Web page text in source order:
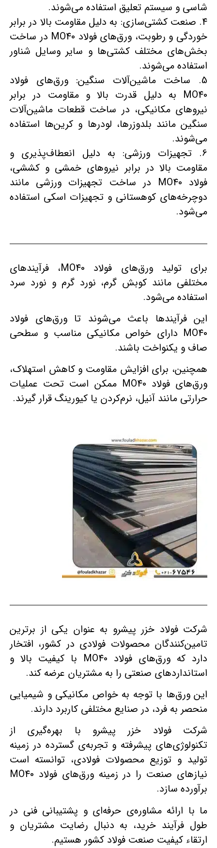
شاسی و سیستم تعلیق استفاده می‌شوند.
4. صنعت کشتی‌سازی: به دلیل مقاومت بالا در برابر
خوردگی و رطوبت، ورق‌های فولاد MO40 در ساخت
بخش‌های مختلف کشتی‌ها و سایر وسایل شناور
استفاده می‌شوند.
5. ساخت ماشین‌آلات سنگین: ورق‌های فولاد
MO40 به دلیل قدرت بالا و مقاومت در برابر
نیروهای مکانیکی، در ساخت قطعات ماشین‌آلات
سنگین مانند بلدوزرها، لودرها و کرین‌ها استفاده
می‌شوند.
6. تجهیزات ورزشی: به دلیل انعطاف‌پذیری و
مقاومت بالا در برابر نیروهای خمشی و کششی،
فولاد MO40 در ساخت تجهیزات ورزشی مانند
دوچرخه‌های کوهستانی و تجهیزات اسکی استفاده
می‌شود.
برای تولید ورق‌های فولاد MO40، فرآیندهای
مختلفی مانند کوبش گرم، نورد گرم و نورد سرد
استفاده می‌شود.
این فرآیندها باعث می‌شوند تا ورق‌های فولاد
MO40 دارای خواص مکانیکی مناسب و سطحی
صاف و یکنواخت باشند.
همچنین، برای افزایش مقاومت و کاهش استهلاک،
ورق‌های فولاد MO40 ممکن است تحت عملیات
حرارتی مانند آنیل، نرم‌کردن یا کیورینگ قرار گیرند.
شرکت فولاد خزر پیشرو به عنوان یکی از برترین
تامین‌کنندگان محصولات فولادی در کشور، افتخار
دارد که ورق‌های فولاد MO40 با کیفیت بالا و
استانداردهای صنعتی را به مشتریان عرضه کند.
این ورق‌ها با توجه به خواص مکانیکی و شیمیایی
منحصر به فرد، در صنایع مختلفی کاربرد دارند.
شرکت فولاد خزر پیشرو با بهره‌گیری از
تکنولوژی‌های پیشرفته و تجربه‌ی گسترده در زمینه
تولید و توزیع محصولات فولادی، توانسته است
نیازهای صنعت را در زمینه ورق‌های فولاد MO40
برآورده سازد.
ما با ارائه مشاوره‌ی حرفه‌ای و پشتیبانی فنی در
طول فرآیند خرید، به دنبال رضایت مشتریان و
ارتقاء کیفیت صنعت فولاد کشور هستیم.